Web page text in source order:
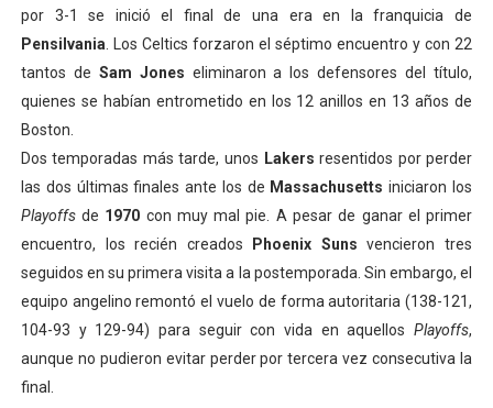
por 3-1 se inició el final de una era en la franquicia de
Pensilvania . Los Celtics forzaron el séptimo encuentro y con 22
tantos de Sam Jones eliminaron a los defensores del título,
quienes se habían entrometido en los 12 anillos en 13 años de
Boston.
Dos temporadas más tarde, unos Lakers resentidos por perder
las dos últimas finales ante los de Massachusetts iniciaron los
Playoffsde 1970 con muy mal pie. A pesar de ganar el primer
encuentro, los recién creados Phoenix Suns vencieron tres
seguidos en su primera visita a la postemporada. Sin embargo, el
equipo angelino remontó el vuelo de forma autoritaria (138-121,
104-93 y 129-94) para seguir con vida en aquellosPlayoffs,
aunque no pudieron evitar perder por tercera vez consecutiva la
final.